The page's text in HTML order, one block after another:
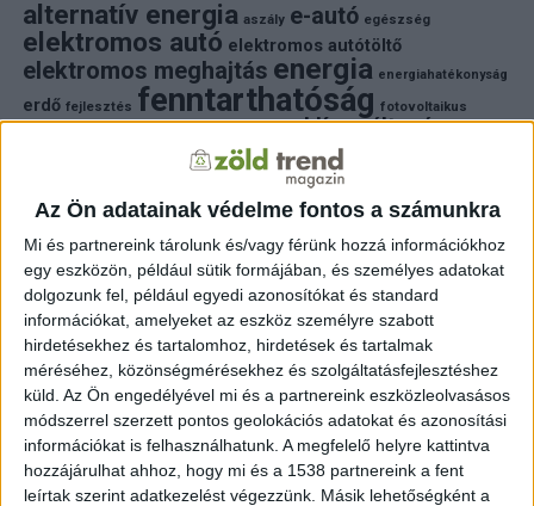
Az Ön adatainak védelme fontos a számunkra
Mi és partnereink tárolunk és/vagy férünk hozzá információkhoz
egy eszközön, például sütik formájában, és személyes adatokat
dolgozunk fel, például egyedi azonosítókat és standard
információkat, amelyeket az eszköz személyre szabott
hirdetésekhez és tartalomhoz, hirdetések és tartalmak
méréséhez, közönségmérésekhez és szolgáltatásfejlesztéshez
küld. Az Ön engedélyével mi és a partnereink eszközleolvasásos
módszerrel szerzett pontos geolokációs adatokat és azonosítási
információkat is felhasználhatunk. A megfelelő helyre kattintva
hozzájárulhat ahhoz, hogy mi és a 1538 partnereink a fent
leírtak szerint adatkezelést végezzünk. Másik lehetőségként a
alternatív energia aszály e-autó egészség
elektromos autó elektromos autótöltő
elektromos meghajtás energia energiahatékonyság
erdő fejlesztés fenntarthatóság fotovoltaikus
földgáz fűtés klímaváltozás
környezet
környezetvédelem környezetvédelmi hírek
közlekedés megújuló energia mezőgazdaság
napelem napelemeknapenergia
naperőmű solar solar energy szelektiv hulladék természet
természetvédelem villamosenergia villanyautó víz
autó zöld energia zöld energiaforrás zöld hirek
állatvédelem áram életmód újrahasznosítás
FRISS HÍREK
ZÖLDINFÓ 13 óra telt el a létrehozás óta
Budapest zöldterületeit a kánikulában is öntözni kell
– a Főkert indokolta a korlátozást